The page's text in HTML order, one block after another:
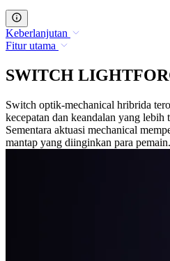
Keberlanjutan
Fitur utama
SWITCH
Switch optik-mechanical hribrida
kecepatan dan keandalan yang
Sementara aktuasi mechanical
mantap yang diinginkan para pemain.